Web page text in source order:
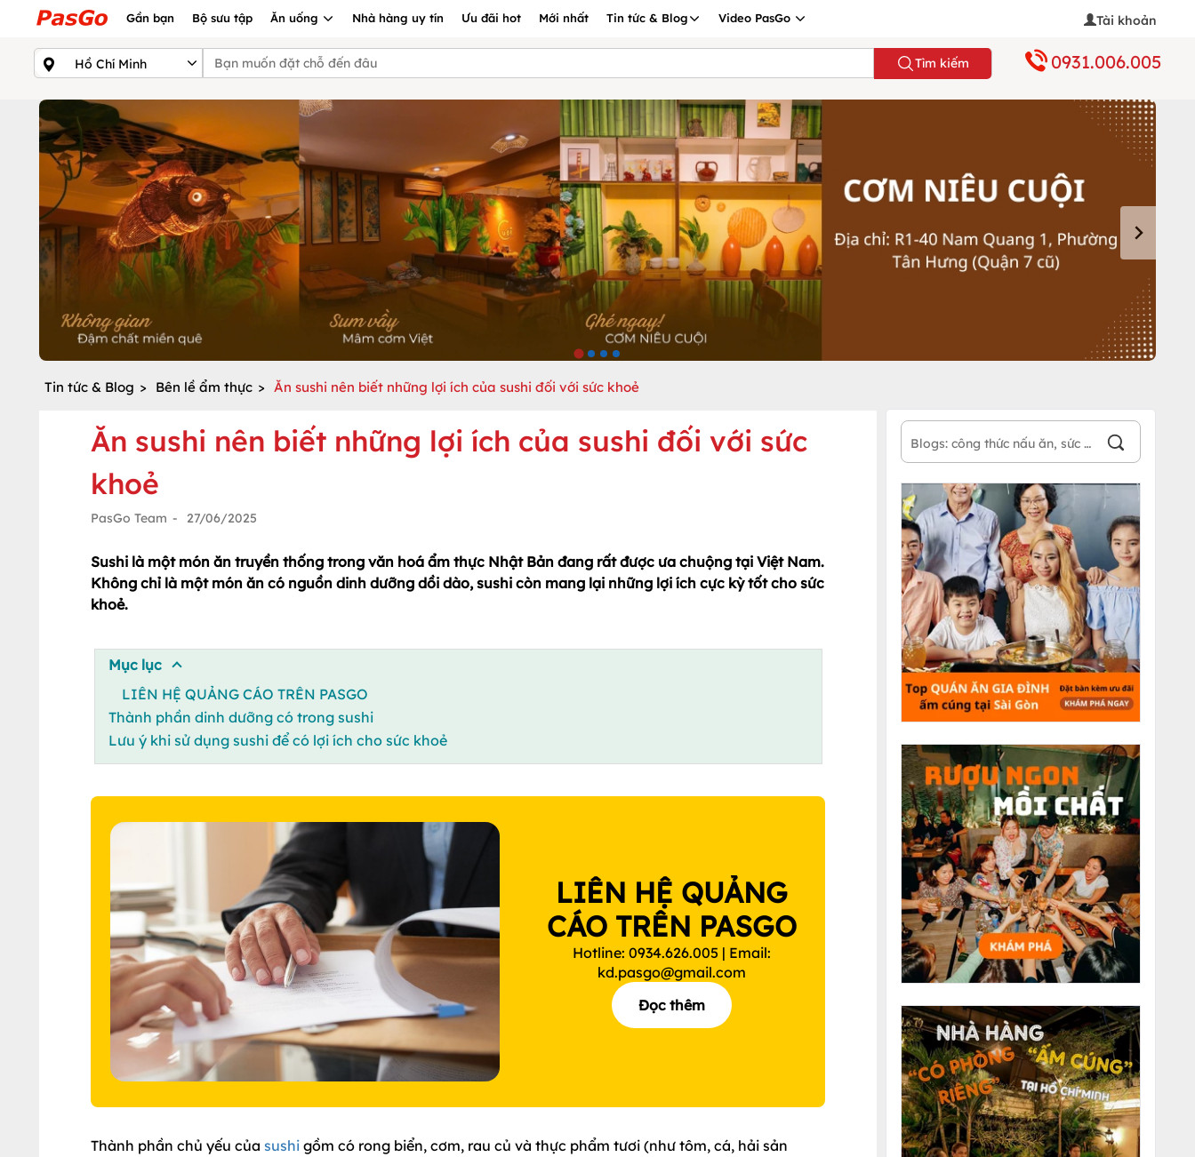
Gần bạn Bộ sưu tập Ăn uống Nhà hàng uy tín Ưu đãi hot Mới nhất Tin tức & Blog Video PasGo Tài khoản
Tìm kiếm 0931.006.005
Tin tức & Blog > Bên lề ẩm thực > Ăn sushi nên biết những lợi ích của sushi đối với sức khoẻ
Ăn sushi nên biết những lợi ích của sushi đối với sức
khoẻ
PasGo Team - 27/06/2025
Sushi là một món ăn truyền thống trong văn hoá ẩm thực Nhật Bản đang rất được ưa chuộng tại Việt Nam.
Không chỉ là một món ăn có nguồn dinh dưỡng dồi dào, sushi còn mang lại những lợi ích cực kỳ tốt cho sức
khoẻ.
Mục lục
LIÊN HỆ QUẢNG CÁO TRÊN PASGO
Thành phần dinh dưỡng có trong sushi
Lưu ý khi sử dụng sushi để có lợi ích cho sức khoẻ
LIÊN HỆ QUẢNG
CÁO TRÊN PASGO
Hotline: 0934.626.005 | Email:
kd.pasgo@gmail.com
Đọc thêm
Thành phần chủ yếu của sushi gồm có rong biển, cơm, rau củ và thực phẩm tươi (như tôm, cá, hải sản